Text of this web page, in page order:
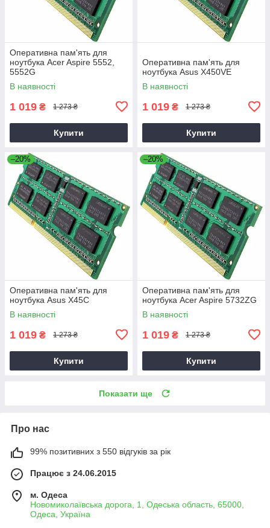
Оперативна пам'ять для
ноутбука Acer Aspire 5552,
5552G
В наявності
1 019 ₴ 1 273 ₴
Купити
Оперативна пам'ять для
ноутбука Asus X450VE
В наявності
1 019 ₴ 1 273 ₴
Купити
–20%
Оперативна пам'ять для
ноутбука Asus X45C
В наявності
1 019 ₴ 1 273 ₴
Купити
–20%
Оперативна пам'ять для
ноутбука Acer Aspire 5732ZG
В наявності
1 019 ₴ 1 273 ₴
Купити
Показати ще
Про нас
99% позитивних з 550 відгуків за рік
Працює з 24.06.2015
м. Одеса
Новомиколаївська дорога, 1, Одеська область, 65000,
Одеса, Україна